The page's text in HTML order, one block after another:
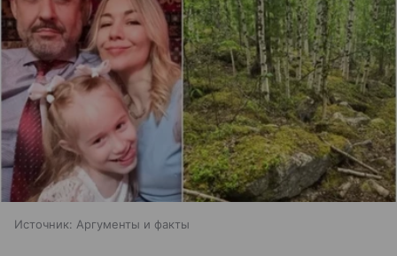
Источник: Аргументы и факты